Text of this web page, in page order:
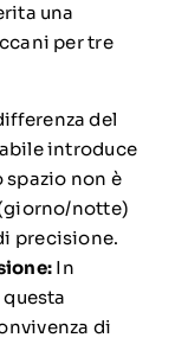
una
per tre
del
introduce
spazio non è
notte)
precisione.
In
di